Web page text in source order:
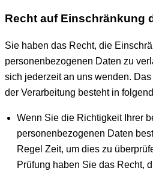
Recht auf Einschränkung
Sie haben das Recht, die
personenbezogenen Daten zu
sich jederzeit an uns wenden.
der Verarbeitung besteht in
Wenn Sie die Richtigkeit Ihrer
personenbezogenen Daten
Regel Zeit, um dies zu
Prüfung haben Sie das Recht,